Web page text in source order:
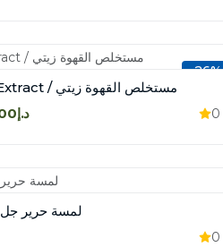
-26%
Coffee Oil Extract / مستخلص القهوة زيتي
0 د.إ95.00
silk touch/ لمسة حرير جل
0